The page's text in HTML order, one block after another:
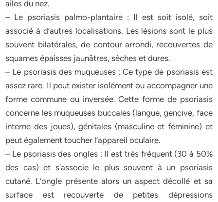
ailes du nez.
– Le psoriasis palmo-plantaire : Il est soit isolé, soit
associé à d’autres localisations. Les lésions sont le plus
souvent bilatérales, de contour arrondi, recouvertes de
squames épaisses jaunâtres, sèches et dures.
– Le psoriasis des muqueuses : Ce type de psoriasis est
assez rare. Il peut exister isolément ou accompagner une
forme commune ou inversée. Cette forme de psoriasis
concerne les muqueuses buccales (langue, gencive, face
interne des joues), génitales (masculine et féminine) et
peut également toucher l’appareil oculaire.
– Le psoriasis des ongles : Il est très fréquent (30 à 50%
des cas) et s’associe le plus souvent à un psoriasis
cutané. L’ongle présente alors un aspect décollé et sa
surface est recouverte de petites dépressions